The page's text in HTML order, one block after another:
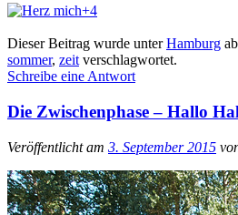
+4
Dieser Beitrag wurde unterHamburg
sommer, zeit verschlagwortet.
Schreibe eine Antwort
Die Zwischenphase – Hallo
Veröffentlicht am 3. September 2015